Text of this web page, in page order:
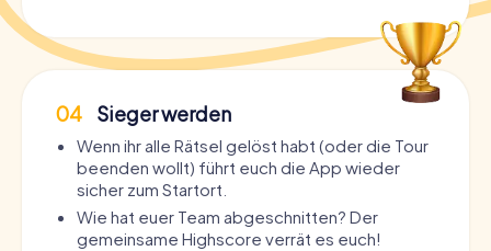
04 Sieger werden
Wenn ihr alle Rätsel gelöst habt (oder die Tour
beenden wollt) führt euch die App wieder
sicher zum Startort.
Wie hat euer Team abgeschnitten? Der
gemeinsame Highscore verrät es euch!